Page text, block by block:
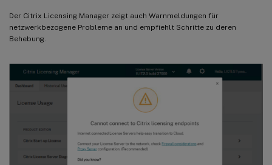
Der Citrix Licensing Manager zeigt auch Warnmeldungen für
netzwerkbezogene Probleme an und empfiehlt Schritte zu deren
Behebung.